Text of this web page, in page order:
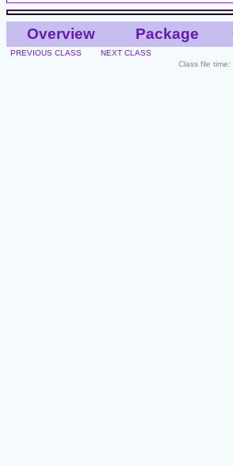
Overview Package
PREVIOUS CLASS NEXT CLASS
Class file